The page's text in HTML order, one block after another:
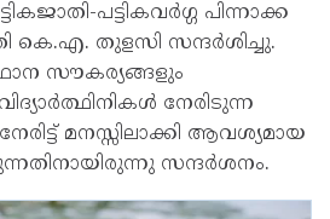
പട്ടികവർഗ്ഗ പിന്നാക്ക
കെ.എ. തുളസി സന്ദർശിച്ചു.
സൗകര്യങ്ങളും
നേരിടുന്ന
മനസ്സിലാക്കി ആവശ്യമായ
സന്ദർശനം.